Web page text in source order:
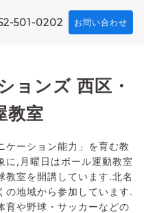
501-0202 お問い合わせ
ョンズ 西区・
教室
ケーション能力」を育む教
,月曜日はボール運動教室
教室を開講しています.北名
の地域から参加しています.
育や野球・サッカーなどの